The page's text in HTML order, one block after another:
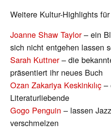
Weitere Kultur-Highlights
Joanne Shaw Taylor– ein
sich nicht entgehen lassen
Sarah Kuttner– die
präsentiert ihr neues Buch
Ozan Zakariya Keskinkılıç –
Literaturliebende
Gogo Penguin – lassen
verschmelzen